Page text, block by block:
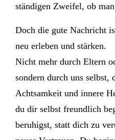
ständigen Zweifel, ob
Doch die gute Nachricht
neu erleben und stärken.
Nicht mehr durch Eltern
sondern durch uns selbst,
Achtsamkeit und innere
du dir selbst freundlich
beruhigst, statt dich zu